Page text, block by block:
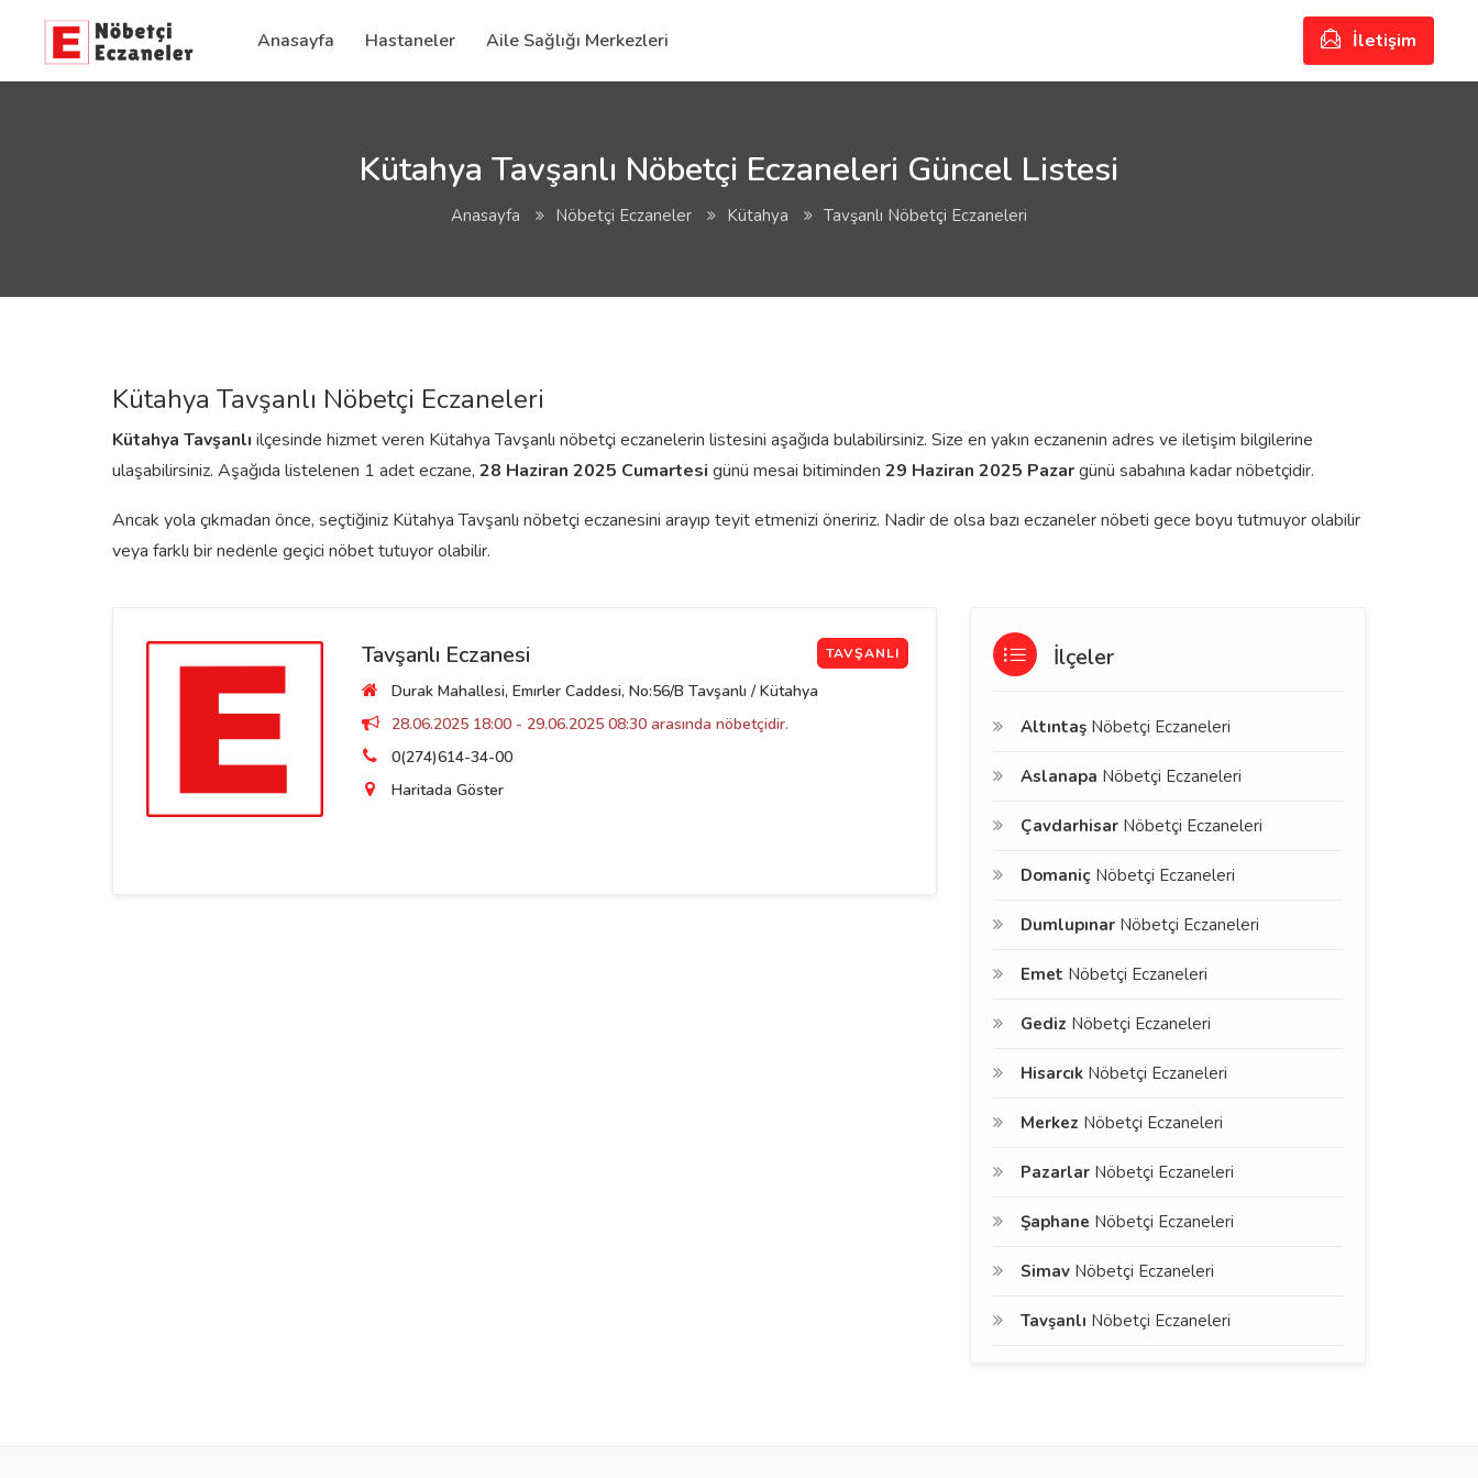
Anasayfa Hastaneler Aile Sağlığı Merkezleri İletişim
Kütahya Tavşanlı Nöbetçi Eczaneleri Güncel Listesi
Anasayfa Nöbetçi Eczaneler Kütahya Tavşanlı Nöbetçi Eczaneleri
Kütahya Tavşanlı Nöbetçi Eczaneleri
Kütahya Tavşanlı ilçesinde hizmet veren Kütahya Tavşanlı nöbetçi eczanelerin listesini aşağıda bulabilirsiniz. Size en yakın eczanenin adres ve iletişim bilgilerine
ulaşabilirsiniz. Aşağıda listelenen 1 adet eczane, 28 Haziran 2025 Cumartesi günü mesai bitiminden 29 Haziran 2025 Pazargünü sabahına kadar nöbetçidir.
Ancak yola çıkmadan önce, seçtiğiniz Kütahya Tavşanlı nöbetçi eczanesini arayıp teyit etmenizi öneririz. Nadir de olsa bazı eczaneler nöbeti gece boyu tutmuyor olabilir
veya farklı bir nedenle geçici nöbet tutuyor olabilir.
Tavşanlı Eczanesi TAVŞANLI
Durak Mahallesi, Emırler Caddesi, No:56/B Tavşanlı / Kütahya
28.06.2025 18:00 - 29.06.2025 08:30 arasında nöbetçidir.
0(274)614-34-00
Haritada Göster
İlçeler
Altıntaş Nöbetçi Eczaneleri
Aslanapa Nöbetçi Eczaneleri
Çavdarhisar Nöbetçi Eczaneleri
Domaniç Nöbetçi Eczaneleri
Dumlupınar Nöbetçi Eczaneleri
Emet Nöbetçi Eczaneleri
Gediz Nöbetçi Eczaneleri
Hisarcık Nöbetçi Eczaneleri
Merkez Nöbetçi Eczaneleri
Pazarlar Nöbetçi Eczaneleri
Şaphane Nöbetçi Eczaneleri
Simav Nöbetçi Eczaneleri
Tavşanlı Nöbetçi Eczaneleri